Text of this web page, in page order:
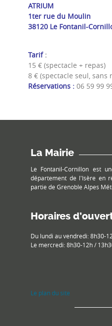
ATRIUM
1ter rue du Moulin
38120 Le Fontanil-
Tarif :
15 € (spectacle + repas)
8 € (spectacle seul, sans
Réservations : 06 59 99
La Mairie
Le Fontanil-Cornillon est
département de l'Isère en
partie de Grenoble Alpes
Horaires
Du lundi au vendredi: 8h30-
Le mercredi: 8h30-12h /
Le plan du site